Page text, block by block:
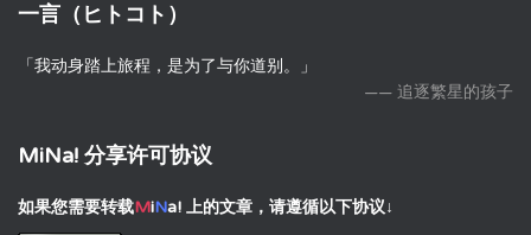
一言（ヒトコト）
「我动身踏上旅程，是为了与你道别。」
—— 追逐繁星的孩子
MiNa! 分享许可协议
如果您需要转载MiNa! 上的文章，请遵循以下协议↓